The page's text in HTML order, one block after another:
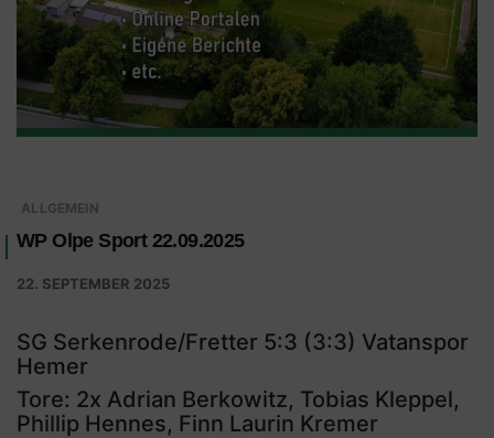
ALLGEMEIN
WP Olpe Sport 22.09.2025
22. SEPTEMBER 2025
SG Serkenrode/Fretter 5:3 (3:3) Vatanspor
Hemer
Tore: 2x Adrian Berkowitz, Tobias Kleppel,
Phillip Hennes, Finn Laurin Kremer